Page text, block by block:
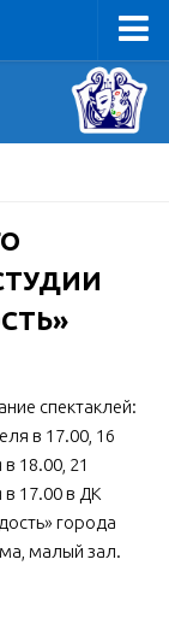
спектаклей:
в 17.00, 16
18.00, 21
в 17.00 в ДК
города
малый зал.